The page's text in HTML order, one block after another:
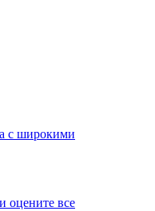
с широкими
оцените все